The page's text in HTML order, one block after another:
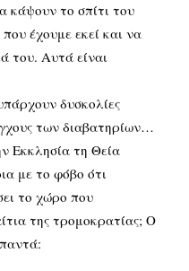
κάψουν το σπίτι του
έχουμε εκεί και να
του. Αυτά είναι
δυσκολίες
των διαβατηρίων…
Εκκλησία τη Θεία
με το φόβο ότι
το χώρο που
της τρομοκρατίας; Ο